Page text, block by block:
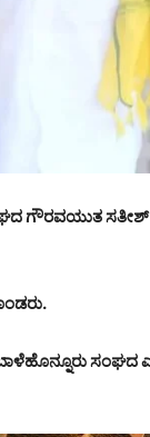
ಗೌರವಯುತ ಸತೀಶ್